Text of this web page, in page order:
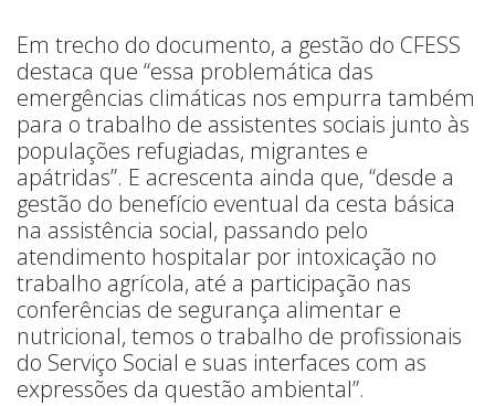
Em trecho do documento, a gestão do CFESS
destaca que “essa problemática das
emergências climáticas nos empurra também
para o trabalho de assistentes sociais junto às
populações refugiadas, migrantes e
apátridas”. E acrescenta ainda que, “desde a
gestão do benefício eventual da cesta básica
na assistência social, passando pelo
atendimento hospitalar por intoxicação no
trabalho agrícola, até a participação nas
conferências de segurança alimentar e
nutricional, temos o trabalho de profissionais
do Serviço Social e suas interfaces com as
expressões da questão ambiental”.